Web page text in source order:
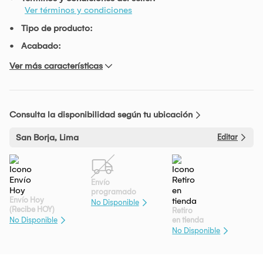
Ver términos y condiciones
Tipo de producto:
Acabado:
Ver más características
Consulta la disponibilidad según tu ubicación
San Borja, Lima Editar
Envío Hoy
(Recibe HOY)
No Disponible
Envío
programado
No Disponible
Retiro
en tienda
No Disponible